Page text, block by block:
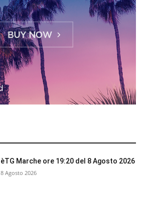
èTG Marche ore 19:20 del 8 Agosto 2026
8 Agosto 2026